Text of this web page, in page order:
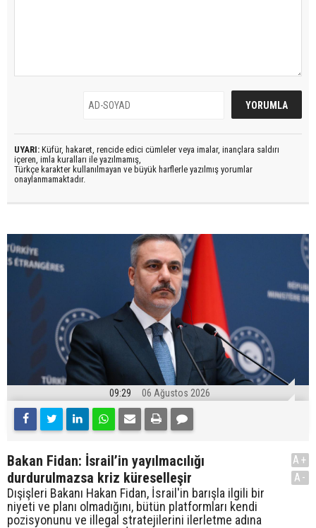
UYARI: Küfür, hakaret, rencide edici cümleler veya imalar, inançlara saldırı
içeren, imla kuralları ile yazılmamış,
Türkçe karakter kullanılmayan ve büyük harflerle yazılmış yorumlar
onaylanmamaktadır.
09:29 06 Ağustos 2026
Bakan Fidan: İsrail’in yayılmacılığı
durdurulmazsa kriz küreselleşir
Dışişleri Bakanı Hakan Fidan, İsrail'in barışla ilgili bir
niyeti ve planı olmadığını, bütün platformları kendi
pozisyonunu ve illegal stratejilerini ilerletme adına
A+
A-